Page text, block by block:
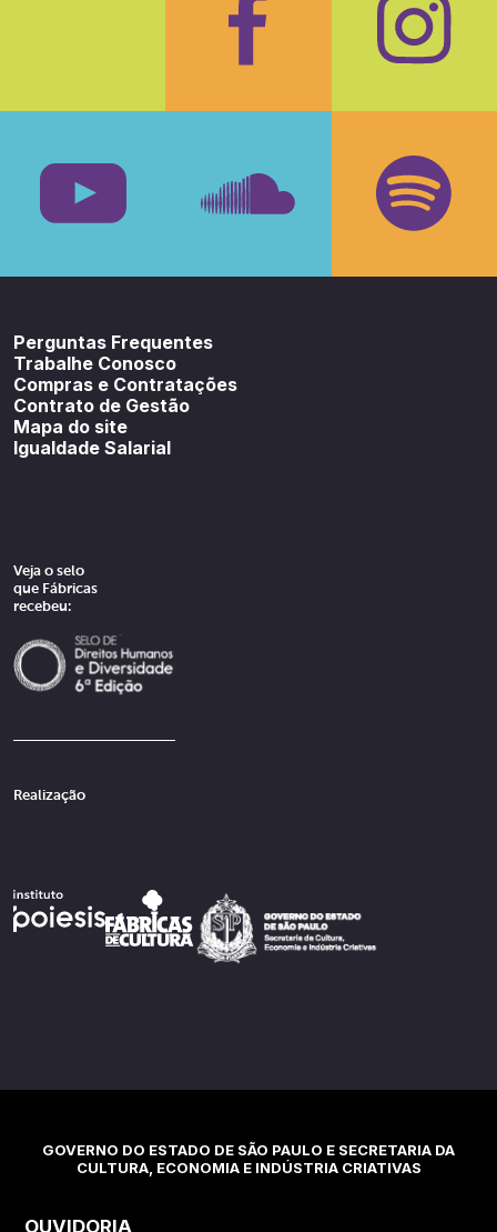
Facebook
Perguntas Frequentes
Trabalhe Conosco
Compras e Contratações
Contrato de Gestão
Mapa do site
Igualdade Salarial
Veja o selo
que Fábricas
recebeu:
Realização
GOVERNO DO ESTADO DE SÃO PAULO E SECRETARIA DA
CULTURA, ECONOMIA E INDÚSTRIA CRIATIVAS
OUVIDORIA